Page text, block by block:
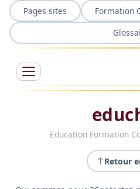
Pages sites Formation
Education Formation
Retour